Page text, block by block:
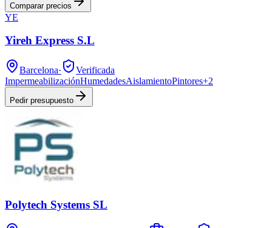
Comparar precios
YE
Yireh Express S.L
Barcelona·
Verificada
ImpermeabilizaciónHumedadesAislamientoPintores+2
Pedir presupuesto
Polytech Systems SL